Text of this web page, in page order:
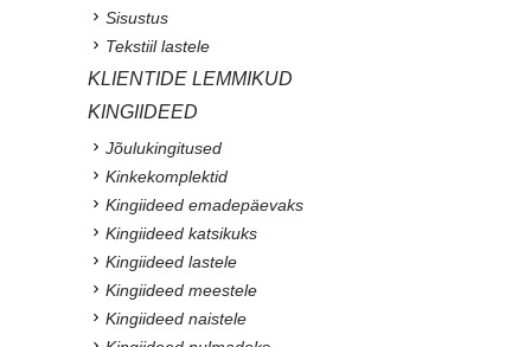
Sisustus
Tekstiil lastele
KLIENTIDE LEMMIKUD
KINGIIDEED
Jõulukingitused
Kinkekomplektid
Kingiideed emadepäevaks
Kingiideed katsikuks
Kingiideed lastele
Kingiideed meestele
Kingiideed naistele